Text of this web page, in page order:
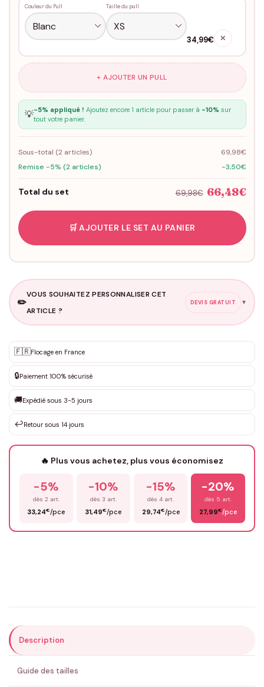
Couleur du Pull Taille du pull
34,99€ ✕
+ AJOUTER UN PULL
💡-5% appliqué ! Ajoutez encore 1 article pour passer à -10% sur
tout votre panier.
Sous-total (2articles)
69,98€
Remise -5% (2 articles)
-3,50€
Total du set 69,98€ 66,48€
🛒 AJOUTER LE SET AU PANIER
✏️
VOUS SOUHAITEZ PERSONNALISER CET
ARTICLE ?
DEVIS GRATUIT ▼
✨ Personnalisation sur mesure
DEVIS GRATUIT · Personnalisation de 3 à 10€ selon la demande
Que souhaitez-vous ?*
Votre texte / idée*
Prénom*
ENVOYER MA DEMANDE ✨
🇫🇷Flocage en France
🔒Paiement 100% sécurisé
🚚Expédié sous 3-5 jours
↩️Retour sous 14 jours
🔥 Plus vous achetez, plus vous économisez
-5%
dès 2 art.
33,24€/pce
-10%
dès 3 art.
31,49€/pce
-15%
dès 4 art.
29,74€/pce
-20%
dès 5 art.
27,99€/pce
Description
Guide des tailles